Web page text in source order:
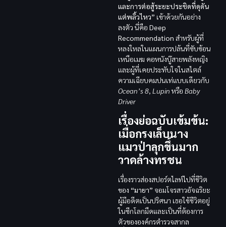
และการต่อสู้ระยะประชิดที่ดุดัน
แต่พลิ้วไหว” เข้าด้วยกันอย่าง
ลงตัว นี่คือ Deep
Recommendation สำหรับผู้ที่
หลงใหลในแผนการปล้นที่ซับซ้อน
เหนือเมฆ คอหนังบู๊สายพลังหญิง
และผู้ที่เคยประทับใจในสไตล์
ความเฉียบคมปนเท่แบบเดียวกับ
Ocean’s 8, Lupin หรือ Baby
Driver
เรื่องย่อฉบับเข้มข้น:
เมื่อกรงเล็บนาง
แมวป่าลุกขึ้นมาก
วาดล้างทรชน
เรื่องราวส่องสปอร์ตไลท์ไปที่ชีวิต
ของ “มายา” จอมโจรสาวอัจฉริยะ
ผู้มีอดีตเป็นปริศนา เธอใช้ชีวิตอยู่
ในซีกโลกมืดและเป็นที่ต้องการ
ตัวขององค์กรตำรวจสากล